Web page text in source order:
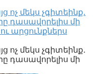
ոչ մեկս չգիտեինք․
դասավորելիս մի
արցունքներս
ոչ մեկս չգիտեինք․
դասավորելիս մի